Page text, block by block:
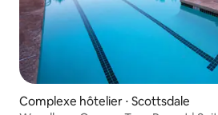
Complexe hôtelier ⋅ Scottsdale